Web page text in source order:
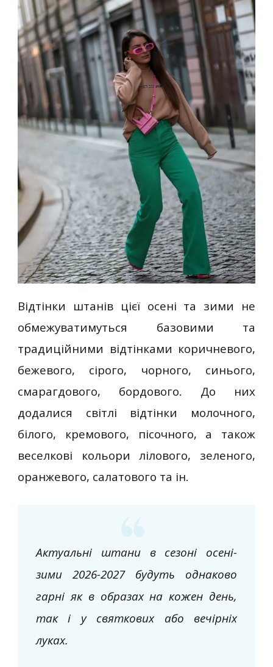
Відтінки штанів цієї осені та зими не
обмежуватимуться базовими та
традиційними відтінками коричневого,
бежевого, сірого, чорного, синього,
смарагдового, бордового. До них
додалися світлі відтінки молочного,
білого, кремового, пісочного, а також
веселкові кольори лілового, зеленого,
оранжевого, салатового та ін.
Актуальні штани в сезоні осені-
зими 2026-2027 будуть однаково
гарні як в образах на кожен день,
так і у святкових або вечірніх
луках.